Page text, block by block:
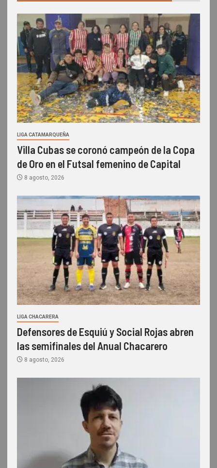
LIGA CATAMARQUEÑA
Villa Cubas se coronó campeón de la Copa
de Oro en el Futsal femenino de Capital
8 agosto, 2026
LIGA CHACARERA
Defensores de Esquiú y Social Rojas abren
las semifinales del Anual Chacarero
8 agosto, 2026